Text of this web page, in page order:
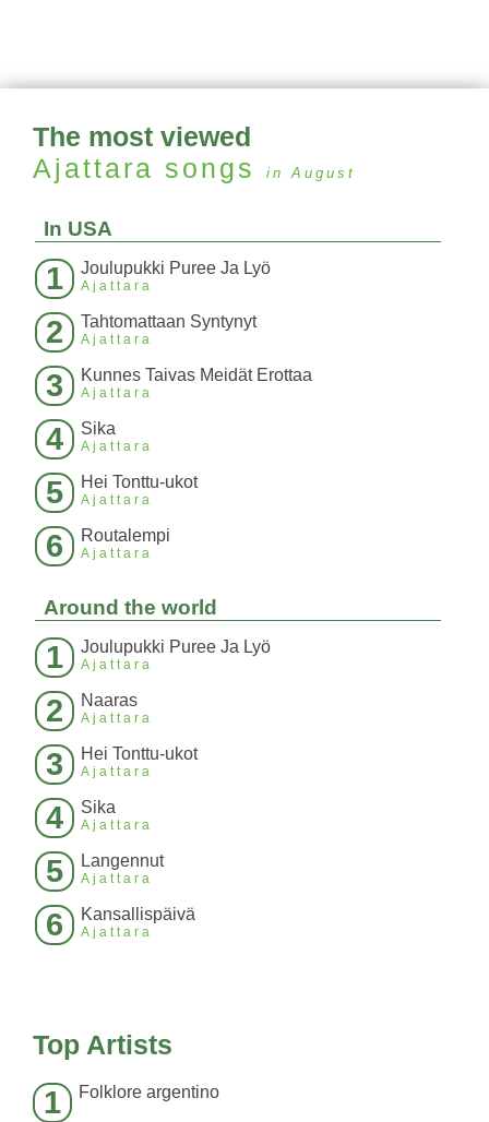
The most viewed
Ajattara songs in August
In USA
1 Joulupukki Puree Ja Lyö
Ajattara
2 Tahtomattaan Syntynyt
Ajattara
3 Kunnes Taivas Meidät Erottaa
Ajattara
4 Sika
Ajattara
5 Hei Tonttu-ukot
Ajattara
6 Routalempi
Ajattara
Around the world
1 Joulupukki Puree Ja Lyö
Ajattara
2 Naaras
Ajattara
3 Hei Tonttu-ukot
Ajattara
4 Sika
Ajattara
5 Langennut
Ajattara
6 Kansallispäivä
Ajattara
Top Artists
1 Folklore argentino